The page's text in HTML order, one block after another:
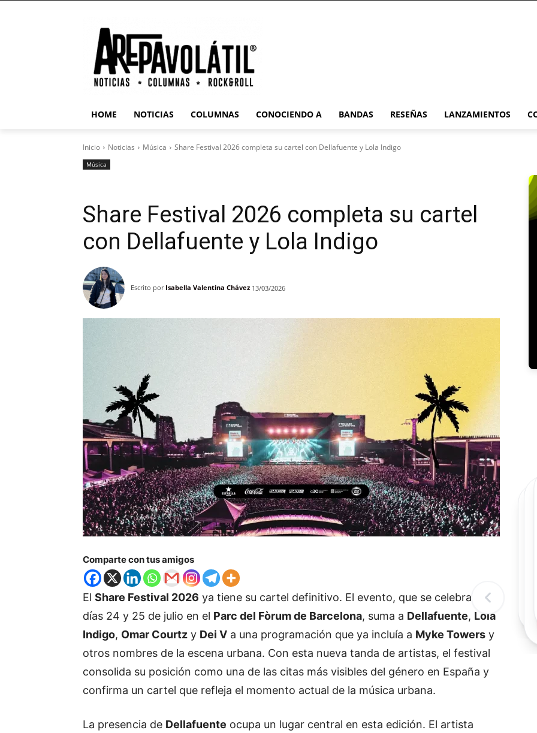
HOME NOTICIAS COLUMNAS CONOCIENDO A BANDAS RESEÑAS LANZAMIENTOS
Inicio Noticias Música Share Festival 2026 completa su cartel con Dellafuente y Lola Indigo
Música
Share Festival 2026 completa su cartel
con Dellafuente y Lola Indigo
Escrito por Isabella Valentina Chávez 13/03/2026
Comparte con tus amigos
El Share Festival 2026 ya tiene su cartel definitivo. El evento, que se celebrará los
días 24 y 25 de julio en el Parc del Fòrum de Barcelona, suma a Dellafuente, Lola
Indigo, Omar Courtz y Dei V a una programación que ya incluía a Myke Towers y
otros nombres de la escena urbana. Con esta nueva tanda de artistas, el festival
consolida su posición como una de las citas más visibles del género en España y
confirma un cartel que refleja el momento actual de la música urbana.
La presencia de Dellafuente ocupa un lugar central en esta edición. El artista